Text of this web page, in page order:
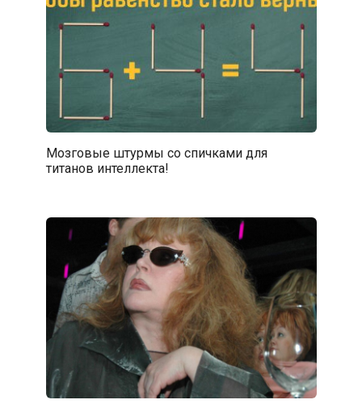
Мозговые штурмы со спичками для
титанов интеллекта!